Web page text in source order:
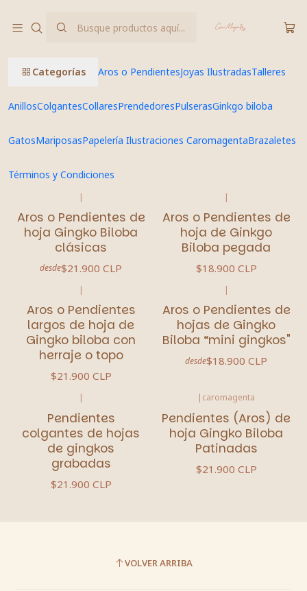
Categorías Aros o PendientesJoyas IlustradasTalleres
AnillosColgantesCollaresPrendedoresPulserasGinkgo biloba
GatosMariposasPapelería Ilustraciones CaromagentaBrazaletes
Términos y Condiciones
Ginkgo biloba
|
Aros o Pendientes de
hoja Gingko Biloba
clásicas
desde$21.900 CLP
|
Aros o Pendientes de
hoja de Ginkgo
Biloba pegada
$18.900 CLP
|
Aros o Pendientes
largos de hoja de
Gingko biloba con
herraje o topo
$21.900 CLP
|
Aros o Pendientes de
hojas de Gingko
Biloba “mini gingkos"
desde$18.900 CLP
|
Pendientes
colgantes de hojas
de gingkos
grabadas
$21.900 CLP
| caromagenta
Pendientes (Aros) de
hoja Gingko Biloba
Patinadas
$21.900 CLP
VOLVER ARRIBA